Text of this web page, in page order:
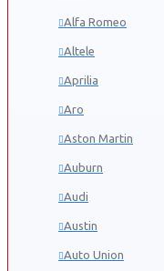
Alfa Romeo
Altele
Aprilia
Aro
Aston Martin
Auburn
Audi
Austin
Auto Union